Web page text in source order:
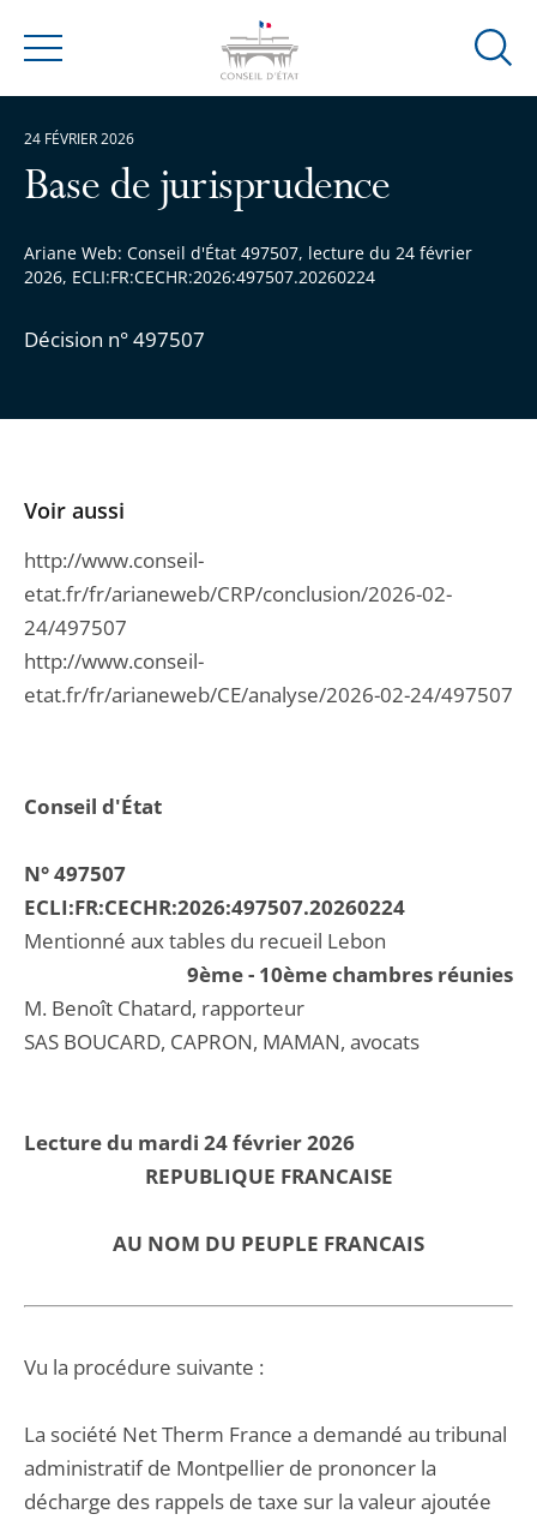
Menu
Ouvrir
Base de jurisprudence
Ariane Web: Conseil d'État 497507, lecture du 24 février
2026, ECLI:FR:CECHR:2026:497507.20260224
Décision n° 497507
24 FÉVRIER 2026
Conseil d'État
N° 497507
ECLI:FR:CECHR:2026:497507.20260224
Mentionné aux tables du recueil Lebon
9ème - 10ème chambres réunies
M. Benoît Chatard, rapporteur
SAS BOUCARD, CAPRON, MAMAN, avocats
Lecture du mardi 24 février 2026
REPUBLIQUE FRANCAISE
AU NOM DU PEUPLE FRANCAIS
Vu la procédure suivante :
La société Net Therm France a demandé au tribunal
administratif de Montpellier de prononcer la
décharge des rappels de taxe sur la valeur ajoutée
Voir aussi
http://www.conseil-
etat.fr/fr/arianeweb/CRP/conclusion/2026-02-
24/497507
http://www.conseil-
etat.fr/fr/arianeweb/CE/analyse/2026-02-24/497507